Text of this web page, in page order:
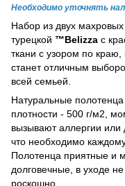
Необходимо уточнять
Набор из двух
турецкой ™Belizza с
ткани с узором по
станет отличным
всей семьей.
Натуральные полотенца
плотности - 500 г/м2,
вызывают аллергии или
что необходимо
Полотенца приятные и
долговечные, в уходе
роскошно.